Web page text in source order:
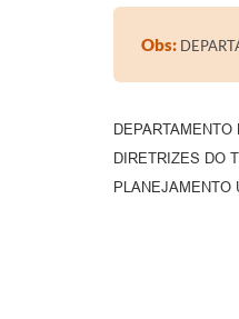
Obs:
DIRETRIZES DO
PLANEJAMENTO